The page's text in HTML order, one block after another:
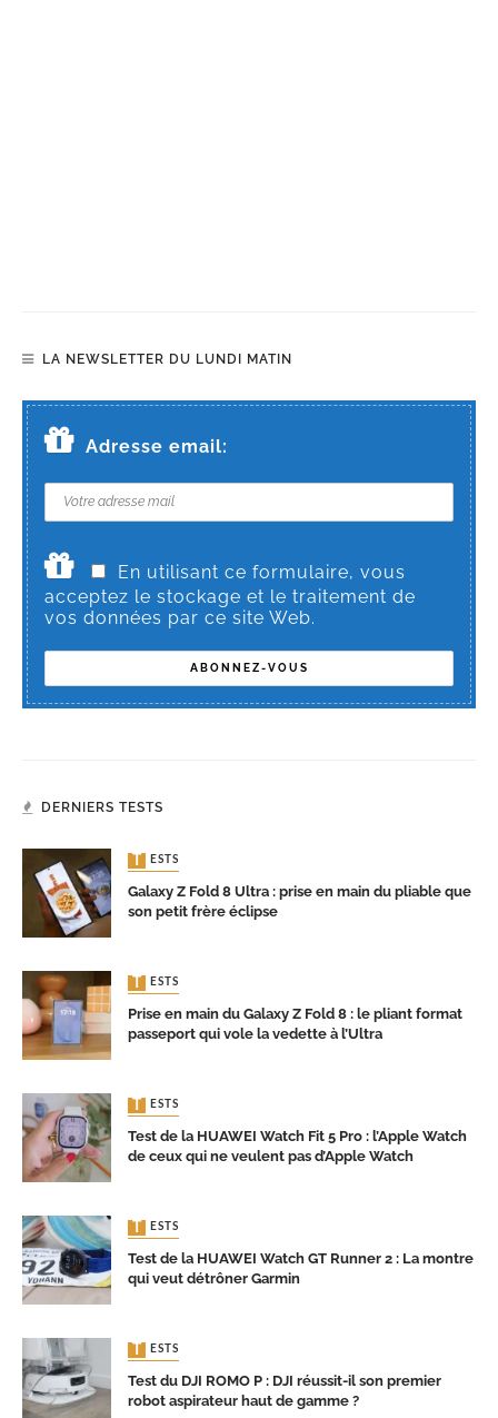
LA NEWSLETTER DU LUNDI MATIN
Adresse email:
En utilisant ce formulaire, vous
acceptez le stockage et le traitement de
vos données par ce site Web.
DERNIERS TESTS
TESTS
Galaxy Z Fold 8 Ultra : prise en main du pliable que
son petit frère éclipse
TESTS
Prise en main du Galaxy Z Fold 8 : le pliant format
passeport qui vole la vedette à l’Ultra
TESTS
Test de la HUAWEI Watch Fit 5 Pro : l’Apple Watch
de ceux qui ne veulent pas d’Apple Watch
TESTS
Test de la HUAWEI Watch GT Runner 2 : La montre
qui veut détrôner Garmin
TESTS
Test du DJI ROMO P : DJI réussit-il son premier
robot aspirateur haut de gamme ?